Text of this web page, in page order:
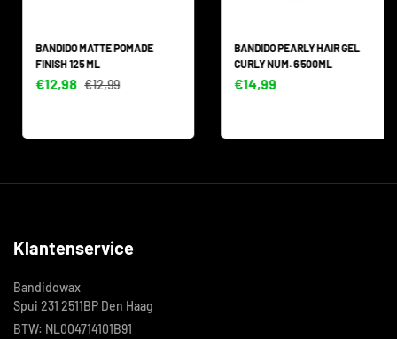
BANDIDO MATTE POMADE
FINISH 125 ML
€12,98 €12,99
BANDIDO PEARLY HAIR GEL
CURLY NUM. 6 500ML
€14,99
Klantenservice
Bandidowax
Spui 231 2511BP Den Haag
BTW: NL004714101B91